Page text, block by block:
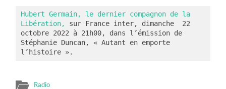
Hubert Germain, le dernier compagnon de la
Libération,
sur France inter, dimanche  22
octobre 2022 à 21h00, dans l’émission de
Stéphanie Duncan, « Autant en emporte
l’histoire ».
Radio